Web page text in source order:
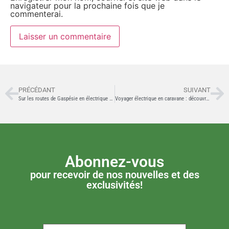
navigateur pour la prochaine fois que je
commenterai.
PRÉCÉDANT
Sur les routes de Gaspésie en électrique : vanlife et roulotte sans stress
SUIVANT
Voyager électrique en caravane : découvrez les Alto pour vos prochaines escapades !
Abonnez-vous
pour recevoir de nos nouvelles et des
exclusivités!